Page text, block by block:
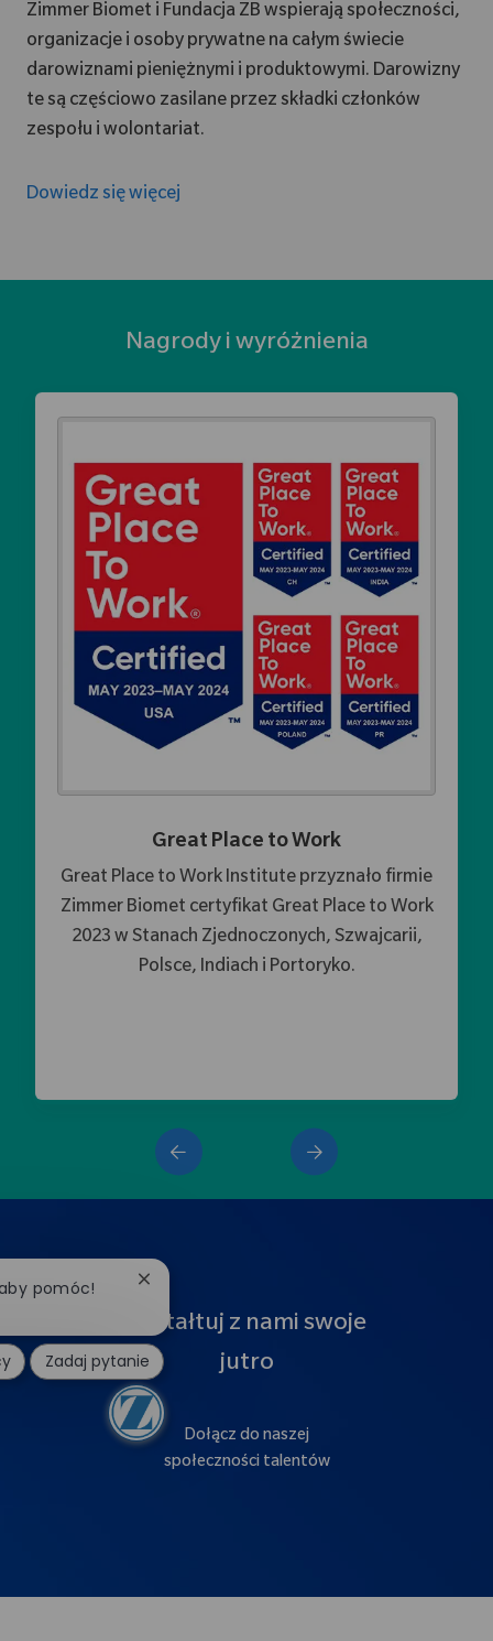
Zimmer Biomet i Fundacja ZB wspierają społeczności,
organizacje i osoby prywatne na całym świecie
darowiznami pieniężnymi i produktowymi. Darowizny
te są częściowo zasilane przez składki członków
zespołu i wolontariat.
Dowiedz się więcej
Nagrody i wyróżnienia
Great Place to Work
Great Place to Work Institute przyznało firmie
Zimmer Biomet certyfikat Great Place to Work
2023 w Stanach Zjednoczonych, Szwajcarii,
Polsce, Indiach i Portoryko.
Kształtuj z nami swoje
jutro
Dołącz do naszej
społeczności talentów
pomóc! Zamknij powiadomienie chatbota
Zadaj pytanie